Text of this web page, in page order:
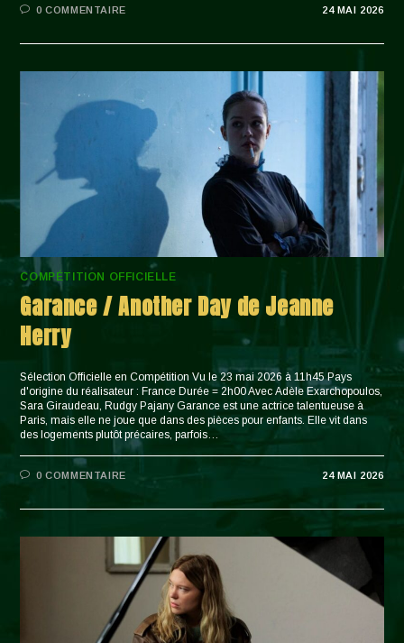
0 COMMENTAIRE 24 MAI 2026
COMPÉTITION OFFICIELLE
Garance / Another Day de Jeanne
Herry
Sélection Officielle en Compétition Vu le 23 mai 2026 à 11h45 Pays
d'origine du réalisateur : France Durée = 2h00 Avec Adèle Exarchopoulos,
Sara Giraudeau, Rudgy Pajany Garance est une actrice talentueuse à
Paris, mais elle ne joue que dans des pièces pour enfants. Elle vit dans
des logements plutôt précaires, parfois…
0 COMMENTAIRE 24 MAI 2026